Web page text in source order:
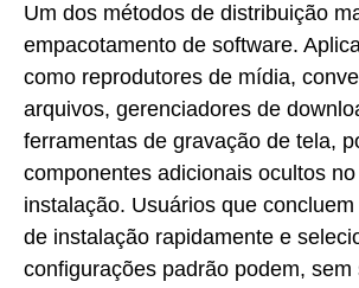
Um dos métodos de distribuição
empacotamento de software.
como reprodutores de mídia,
arquivos, gerenciadores de
ferramentas de gravação de tela,
componentes adicionais ocultos
instalação. Usuários que
de instalação rapidamente e
configurações padrão podem, sem